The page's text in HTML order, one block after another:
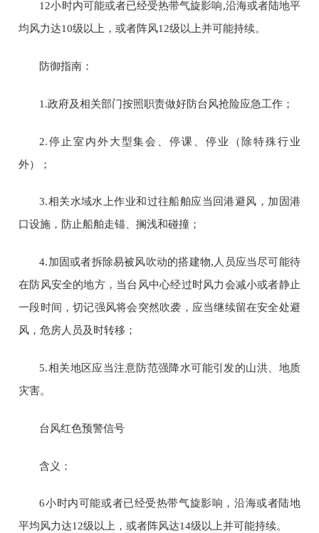
12小时内可能或者已经受热带气旋影响,沿海或者陆地平
均风力达10级以上，或者阵风12级以上并可能持续。
防御指南：
1.政府及相关部门按照职责做好防台风抢险应急工作；
2.停止室内外大型集会、停课、停业（除特殊行业
外）；
3.相关水域水上作业和过往船舶应当回港避风，加固港
口设施，防止船舶走锚、搁浅和碰撞；
4.加固或者拆除易被风吹动的搭建物, 人员应当尽可能待
在防风安全的地方，当台风中心经过时风力会减小或者静止
一段时间，切记强风将会突然吹袭，应当继续留在安全处避
风，危房人员及时转移；
5.相关地区应当注意防范强降水可能引发的山洪、地质
灾害。
台风红色预警信号
含义：
6小时内可能或者已经受热带气旋影响，沿海或者陆地
平均风力达12级以上，或者阵风达14级以上并可能持续。